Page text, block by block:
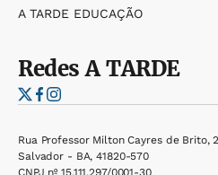
A TARDE EDUCAÇÃO
RedesA TARDE
Rua Professor Milton Cayres de Brito,
Salvador - BA, 41820-570
CNPJ nº 15.111.297/0001-30